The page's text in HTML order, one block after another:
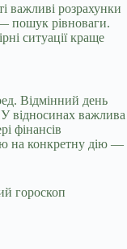
важливі розрахунки
пошук рівноваги.
ситуації краще
Відмінний день
відносинах важлива
фінансів
на конкретну дію —
гороскоп